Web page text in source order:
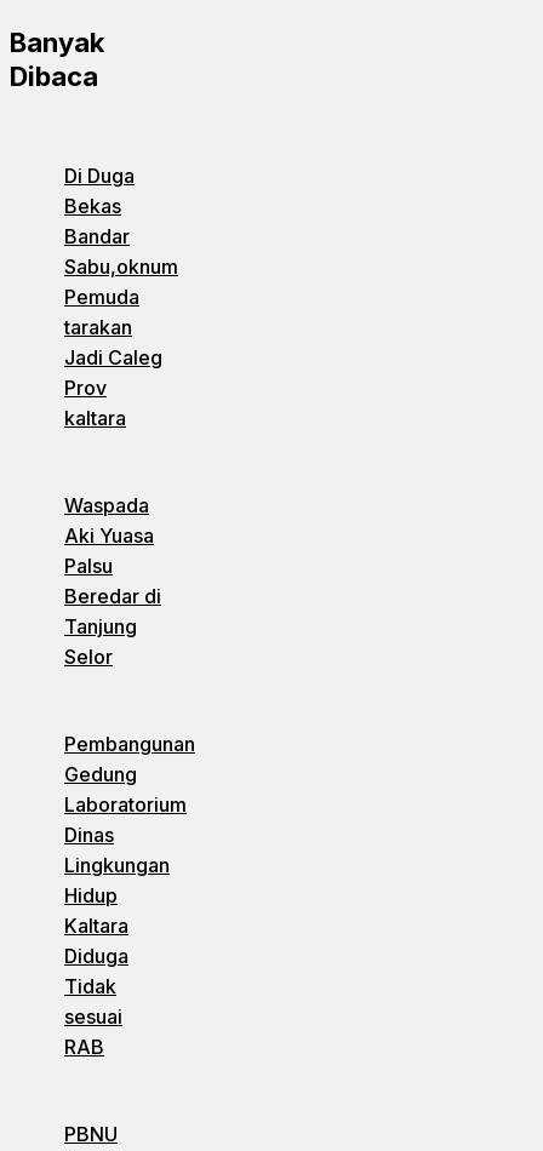
Banyak
Dibaca
Di Duga
Bekas
Bandar
Sabu,oknum
Pemuda
tarakan
Jadi Caleg
Prov
kaltara
Waspada
Aki Yuasa
Palsu
Beredar di
Tanjung
Selor
Pembangunan
Gedung
Laboratorium
Dinas
Lingkungan
Hidup
Kaltara
Diduga
Tidak
sesuai
RAB
PBNU